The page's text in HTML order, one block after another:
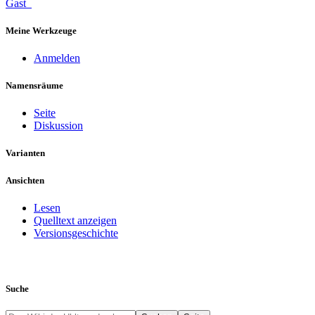
Gast
Meine Werkzeuge
Anmelden
Namensräume
Seite
Diskussion
Varianten
Ansichten
Lesen
Quelltext anzeigen
Versionsgeschichte
Suche